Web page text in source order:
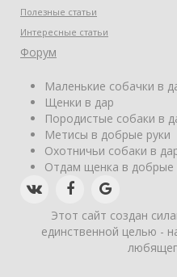
Полезные статьи
Интересные статьи
Форум
Маленькие собачки в
Щенки в дар
Породистые собаки в
Метисы в добрые руки
Охотничьи собаки в
Отдам щенка в добрые
Этот сайт создан
единственной целью -